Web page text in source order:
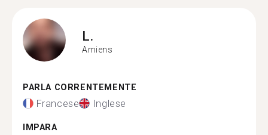
L.
Amiens
PARLA CORRENTEMENTE
Francese Inglese
IMPARA